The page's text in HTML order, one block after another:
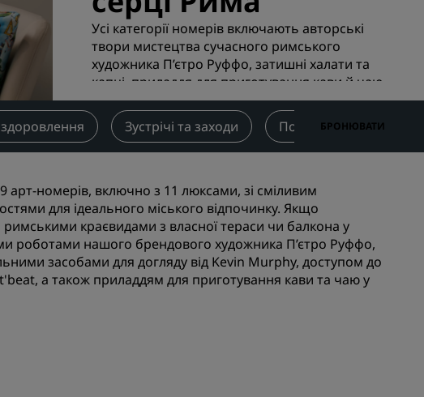
зустрічі
Місця проведення весілля
Стале перебування
Перебування спортивних
Бізнесмен у відрядженні
Готелі у центрі міста
Radisson Rewards
Відкрийте для себе Radisson
Rewards
Переваги
Усі категорії номерів включають авторські
твори мистецтва сучасного римського
художника П’єтро Руффо, затишні халати та
капці, приладдя для приготування кави й чаю,
преміальні засоби по догляду від Кевіна Мерфі,
доступ до тренажерної зали, сауни та арт-
галереї з подіями art'beat, а також
безкоштовний Wi-Fi.
Заїзд 3:00pm Виїзд 12:00pm
Зустрічі та заходи Послуги та зручності
БРОНЮВАТИ
арт-номерів, включно з 11 люксами, зі сміливим
для ідеального міського відпочинку. Якщо
краєвидами з власної тераси чи балкона у
роботами нашого брендового художника П’єтро Руффо,
засобами для догляду від Kevin Murphy, доступом до
а також приладдям для приготування кави та чаю у